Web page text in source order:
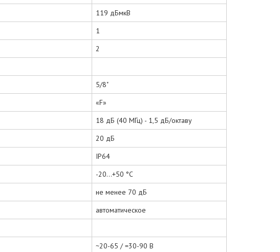
119 дБмкВ
1
2
5/8"
«F»
18 дБ (40 МГц) - 1,5 дБ/октаву
20 дБ
IP64
-20...+50 °С
не менее 70 дБ
автоматическое
~20-65 / =30-90 В